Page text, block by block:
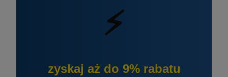
⚡
zyskaj aż do 9% rabatu